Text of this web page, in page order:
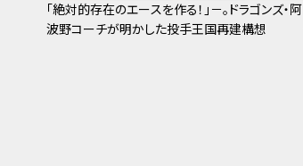
「絶対的存在のエースを作る！」－。ドラゴンズ・阿
波野コーチが明かした投手王国再建構想